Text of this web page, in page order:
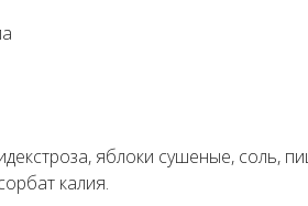
яблоки сушеные, соль,
калия.